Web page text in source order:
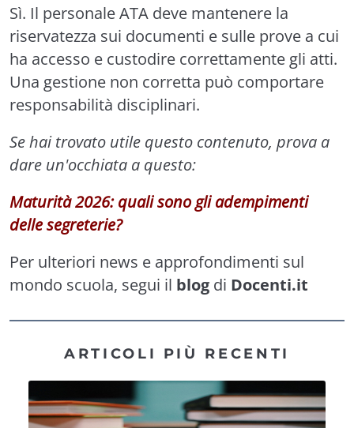
Sì. Il personale ATA deve mantenere la
riservatezza sui documenti e sulle prove a cui
ha accesso e custodire correttamente gli atti.
Una gestione non corretta può comportare
responsabilità disciplinari.
Se hai trovato utile questo contenuto, prova a
dare un'occhiata a questo:
Maturità 2026: quali sono gli adempimenti
delle segreterie?
Per ulteriori news e approfondimenti sul
mondo scuola, segui il blog di Docenti.it
ARTICOLI PIÙ RECENTI